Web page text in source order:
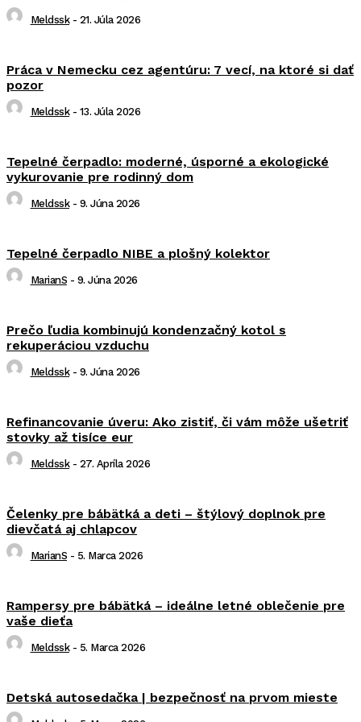
Meldssk - 21. Júla 2026
Práca v Nemecku cez agentúru: 7 vecí, na ktoré si dať
pozor
Meldssk - 13. Júla 2026
Tepelné čerpadlo: moderné, úsporné a ekologické
vykurovanie pre rodinný dom
Meldssk - 9. Júna 2026
Tepelné čerpadlo NIBE a plošný kolektor
MarianS - 9. Júna 2026
Prečo ľudia kombinujú kondenzačný kotol s
rekuperáciou vzduchu
Meldssk - 9. Júna 2026
Refinancovanie úveru: Ako zistiť, či vám môže ušetriť
stovky až tisíce eur
Meldssk - 27. Apríla 2026
Čelenky pre bábätká a deti – štýlový doplnok pre
dievčatá aj chlapcov
MarianS - 5. Marca 2026
Rampersy pre bábätká – ideálne letné oblečenie pre
vaše dieťa
Meldssk - 5. Marca 2026
Detská autosedačka | bezpečnosť na prvom mieste